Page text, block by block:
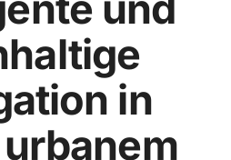
in